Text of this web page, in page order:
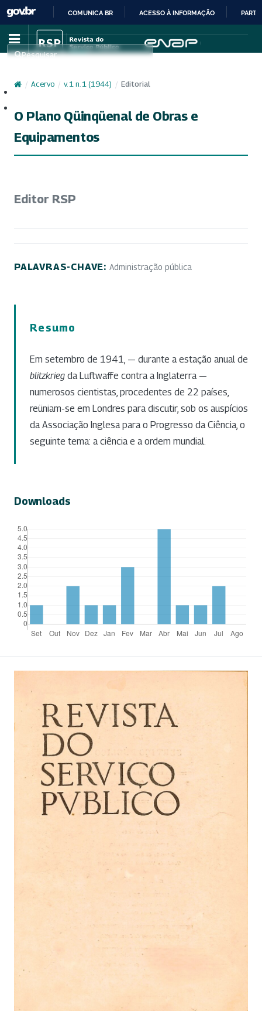
IR
PARA
CONTEÚDO
COMUNICA BR ACESSO À INFORMAÇÃO
Pesquisar
/ Acervo / v. 1 n. 1 (1944) / Editorial
O Plano Qüinqüenal de Obras e
Equipamentos
Editor RSP
PALAVRAS-CHAVE: Administração pública
Resumo
Em setembro de 1941, — durante a estação anual de
blitzkrieg da Luftwaffe contra a Inglaterra —
numerosos cientistas, procedentes de 22 países,
reüniam-se em Londres para discutir, sob os auspícios
da Associação Inglesa para o Progresso da Ciência, o
seguinte tema: a ciência e a ordem mundial.
Downloads